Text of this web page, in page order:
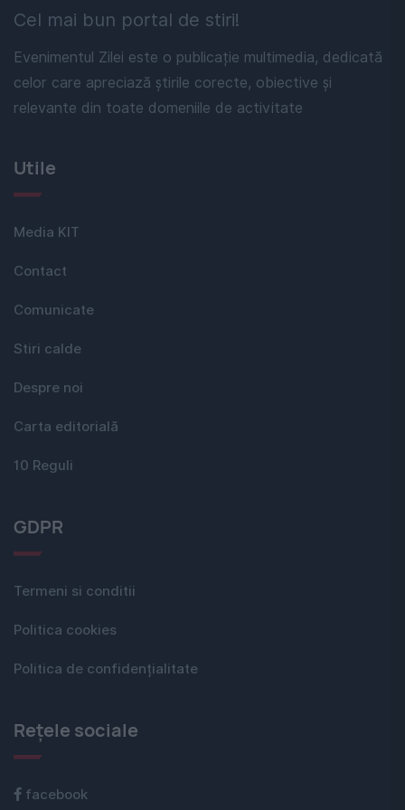
Cel mai bun portal de stiri!
Evenimentul Zilei este o publicație multimedia, dedicată
celor care apreciază știrile corecte, obiective și
relevante din toate domeniile de activitate
Utile
Media KIT
Contact
Comunicate
Stiri calde
Despre noi
Carta editorială
10 Reguli
GDPR
Termeni si conditii
Politica cookies
Politica de confidențialitate
Rețele sociale
facebook